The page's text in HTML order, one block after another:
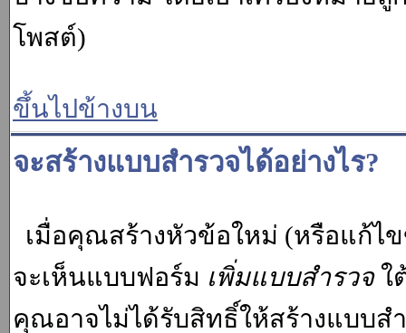
โพสต์)
ขึ้นไปข้างบน
จะสร้างแบบสำรวจได้อย่างไร?
เมื่อคุณสร้างหัวข้อใหม่ (หรือแก้
จะเห็นแบบฟอร์ม เพิ่มแบบสำรวจใ
คุณอาจไม่ได้รับสิทธิ์ให้สร้างแบบส